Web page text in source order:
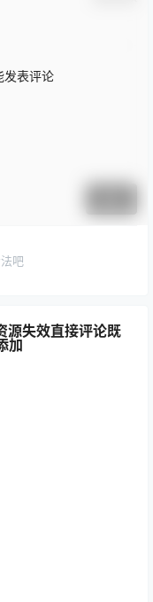
发表评论
吧
源失效直接评论既
加